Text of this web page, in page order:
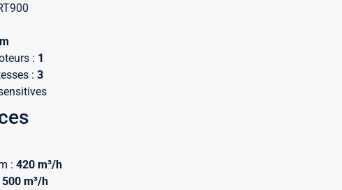
: 1
: 3
: 420 m³/h
500 m³/h